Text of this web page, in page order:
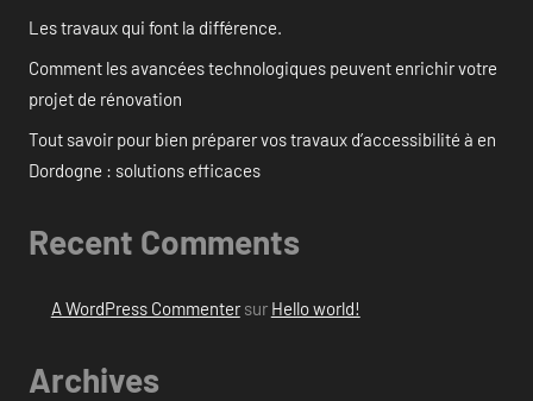
Les travaux qui font la différence.
Comment les avancées technologiques peuvent enrichir votre
projet de rénovation
Tout savoir pour bien préparer vos travaux d’accessibilité à en
Dordogne : solutions efficaces
Recent Comments
A WordPress Commentersur Hello world!
Archives